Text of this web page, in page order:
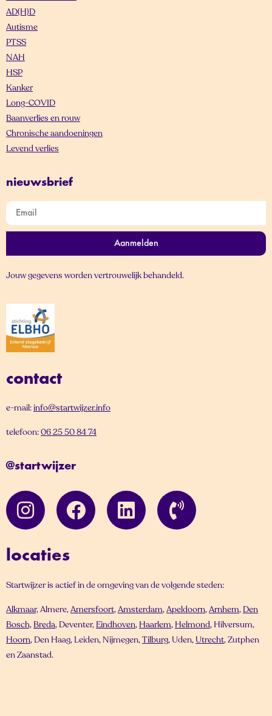
AD(H)D
Autisme
PTSS
NAH
HSP
Kanker
Long-COVID
Baanverlies en rouw
Chronische aandoeningen
Levend verlies
nieuwsbrief
Aanmelden
Jouw gegevens worden vertrouwelijk behandeld.
contact
e-mail:info@startwijzer.info
telefoon:06 25 50 84 74
@startwijzer
locaties
Startwijzer is actief in de omgeving van de volgende steden:
Alkmaar,Almere,Amersfoort,Amsterdam,Apeldoorn,Arnhem, Den
Bosch, Breda, Deventer, Eindhoven, Haarlem, Helmond, Hilversum,
Hoorn, Den Haag, Leiden, Nijmegen,Tilburg, Uden,Utrecht, Zutphen
en Zaanstad.